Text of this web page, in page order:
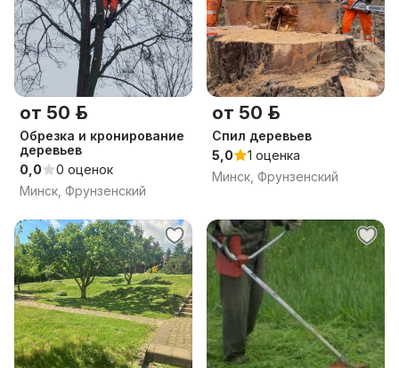
от 50 р.
Обрезка и кронирование
деревьев
0,0
0 оценок
Минск, Фрунзенский
от 50 р.
Спил деревьев
5,0
1 оценка
Минск, Фрунзенский